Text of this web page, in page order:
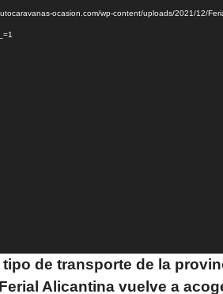
ocasion.com/wp-content/uploads/2021/12/
de transporte de la
Alicantina vuelve a